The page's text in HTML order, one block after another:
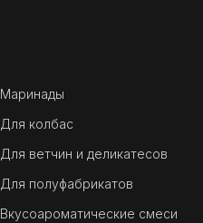
Маринады
Для колбас
Для ветчин и деликатесов
Для полуфабрикатов
Вкусоароматические смеси